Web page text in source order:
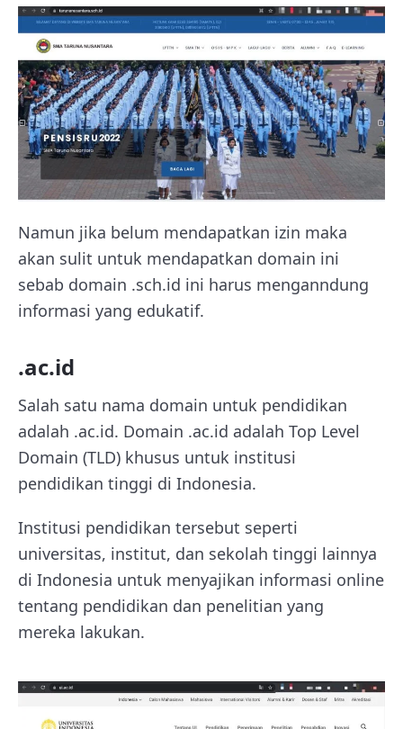
Namun jika belum mendapatkan izin maka
akan sulit untuk mendapatkan domain ini
sebab domain .sch.id ini harus menganndung
informasi yang edukatif.
.ac.id
Salah satu nama domain untuk pendidikan
adalah .ac.id. Domain .ac.id adalah Top Level
Domain (TLD) khusus untuk institusi
pendidikan tinggi di Indonesia.
Institusi pendidikan tersebut seperti
universitas, institut, dan sekolah tinggi lainnya
di Indonesia untuk menyajikan informasi online
tentang pendidikan dan penelitian yang
mereka lakukan.